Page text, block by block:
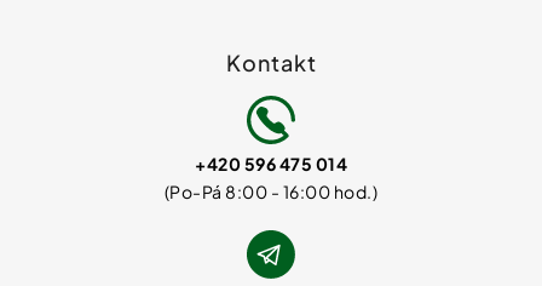
Kontakt
+420 596 475 014